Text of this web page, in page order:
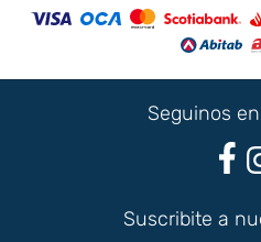
Seguinos
Suscribite a